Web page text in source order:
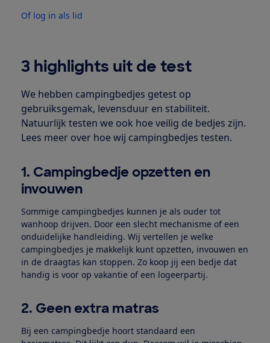
Of log in als lid
3 highlights uit de test
We hebben campingbedjes getest op
gebruiksgemak, levensduur en stabiliteit.
Natuurlijk testen we ook hoe veilig de bedjes zijn.
Lees meer over hoe wij campingbedjes testen.
1. Campingbedje opzetten en
invouwen
Sommige campingbedjes kunnen je als ouder tot
wanhoop drijven. Door een slecht mechanisme of een
onduidelijke handleiding. Wij vertellen je welke
campingbedjes je makkelijk kunt opzetten, invouwen en
in de draagtas kan stoppen. Zo koop jij een bedje dat
handig is voor op vakantie of een logeerpartij.
2. Geen extra matras
Bij een campingbedje hoort standaard een